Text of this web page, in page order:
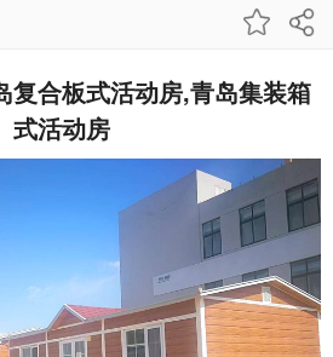
复合板式活动房,青岛集装箱
式活动房